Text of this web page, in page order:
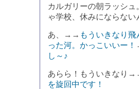
カルガリーの朝ラッシ
ゃ学校、休みにならな
あ、→→ もういきなり
った河。かっこいいー！
し～♪
あらら！もういきなり
を旋回中です！